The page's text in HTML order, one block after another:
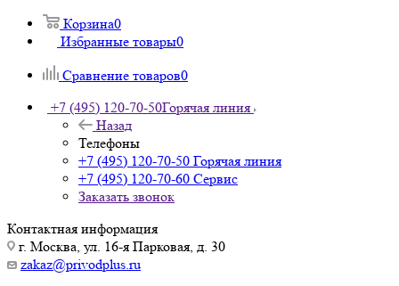
Корзина0
Избранные товары0
Сравнение товаров0
+7 (495) 120-70-50Горячая линия
Назад
Телефоны
+7 (495) 120-70-50 Горячая линия
+7 (495) 120-70-60 Сервис
Заказать звонок
Контактная информация
г. Москва, ул. 16-я Парковая, д. 30
zakaz@privodplus.ru